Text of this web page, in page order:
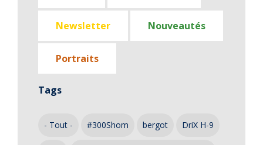
Newsletter Nouveautés
Portraits
Tags
- Tout - #300Shom bergot DriX H-9